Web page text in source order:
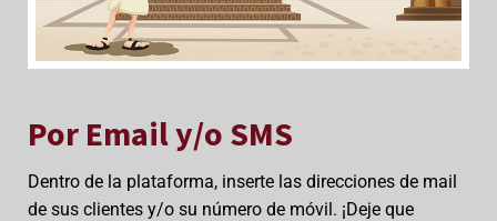
Por Email y/o SMS
Dentro de la plataforma, inserte las direcciones de mail
de sus clientes y/o su número de móvil. ¡Deje que